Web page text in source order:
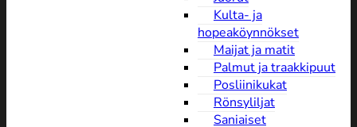
Kulta- ja
hopeaköynnökset
Maijat ja matit
Palmut ja traakkipuut
Posliinikukat
Rönsyliljat
Saniaiset